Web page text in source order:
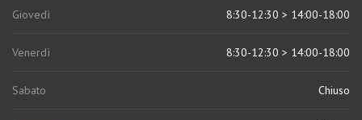
Giovedì 8:30-12:30 > 14:00-18:00
Venerdì 8:30-12:30 > 14:00-18:00
Sabato Chiuso